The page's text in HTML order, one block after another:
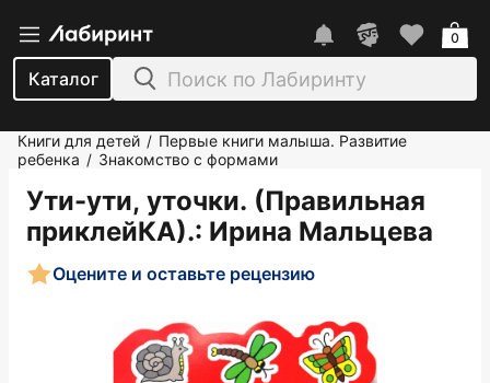
Каталог
0
Книги для детей / Первые книги малыша. Развитие
ребенка / Знакомство с формами
Ути-ути, уточки. (Правильная
приклейКА).: Ирина Мальцева
Оцените и оставьте рецензию